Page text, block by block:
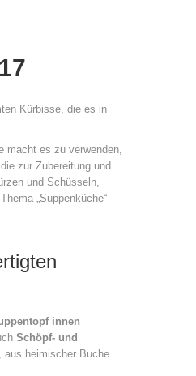
Kürbisse, die es in
macht es zu verwenden,
zur Zubereitung und
und Schüsseln,
„Suppenküche“
innen
Schöpf- und
aus heimischer Buche